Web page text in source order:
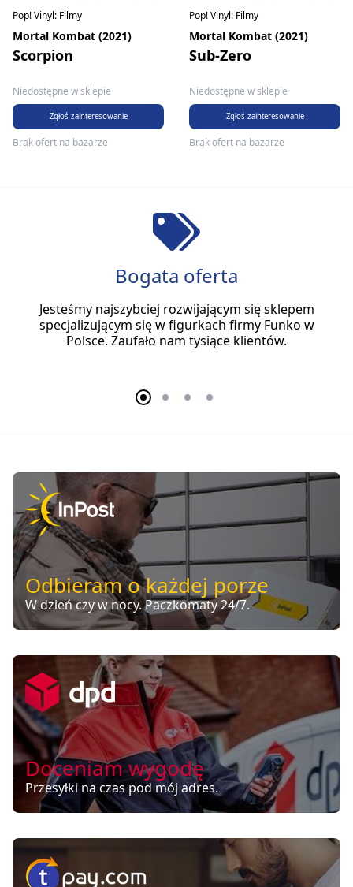
Pop! Vinyl: Filmy
Mortal Kombat (2021)
Scorpion
Niedostępne w sklepie
Zgłoś zainteresowanie
Brak ofert na bazarze
Pop! Vinyl: Filmy
Mortal Kombat (2021)
Sub-Zero
Niedostępne w sklepie
Zgłoś zainteresowanie
Brak ofert na bazarze
Bogata oferta
Jesteśmy najszybciej rozwijającym się sklepem
specjalizującym się w figurkach firmy Funko w
Polsce. Zaufało nam tysiące klientów.
Odbieram o każdej porze
W dzień czy w nocy. Paczkomaty 24/7.
Doceniam wygodę
Przesyłki na czas pod mój adres.